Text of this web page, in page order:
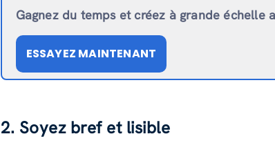
Gagnez du temps et créez à grande échelle
ESSAYEZ MAINTENANT
2. Soyez bref et lisible